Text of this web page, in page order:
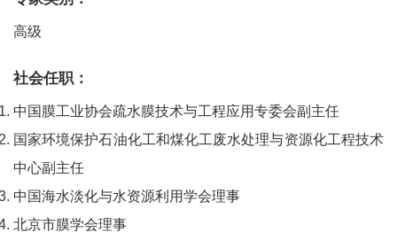
高级
社会任职：
中国膜工业协会疏水膜技术与工程应用专委会副主任
国家环境保护石油化工和煤化工废水处理与资源化工程技术
中心副主任
中国海水淡化与水资源利用学会理事
北京市膜学会理事